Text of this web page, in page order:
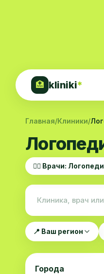
🏥 kliniki*
Главная/Клиники/
👨‍⚕️ Врачи:
📍 Ваш регион
Города